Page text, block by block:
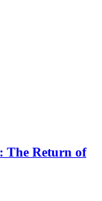
The Return of